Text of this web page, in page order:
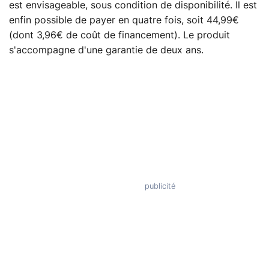
est envisageable, sous condition de disponibilité. Il est
enfin possible de payer en quatre fois, soit 44,99€
(dont 3,96€ de coût de financement). Le produit
s'accompagne d'une garantie de deux ans.